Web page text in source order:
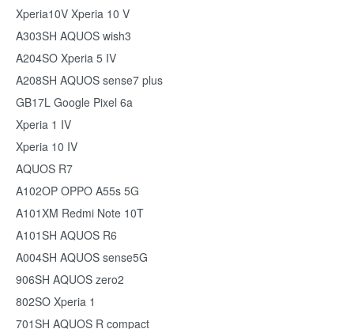
Xperia10V Xperia 10 V
A303SH AQUOS wish3
A204SO Xperia 5 IV
A208SH AQUOS sense7 plus
GB17L Google Pixel 6a
Xperia 1 IV
Xperia 10 IV
AQUOS R7
A102OP OPPO A55s 5G
A101XM Redmi Note 10T
A101SH AQUOS R6
A004SH AQUOS sense5G
906SH AQUOS zero2
802SO Xperia 1
701SH AQUOS R compact